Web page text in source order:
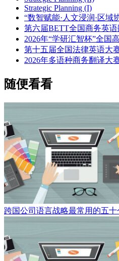
Strategic Planning (I)
“数智赋能·人文浸润·区
第六届BETT全国商务英
2026年“学研汇智杯”全国
第十五届全国法律英语大
2026年多语种商务翻译大
随便看看
跨国公司语言战略最常用的五十